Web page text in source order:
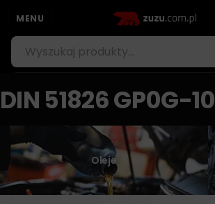
MENU
DIN 51826 GP0G-10
Oleje